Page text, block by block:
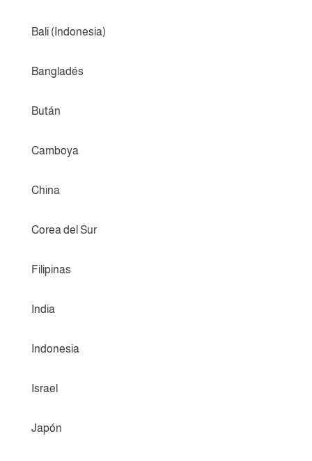
Bali (Indonesia)
Bangladés
Bután
Camboya
China
Corea del Sur
Filipinas
India
Indonesia
Israel
Japón